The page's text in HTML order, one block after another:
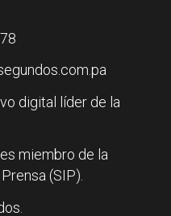
digital líder de la
miembro de la
(SIP).